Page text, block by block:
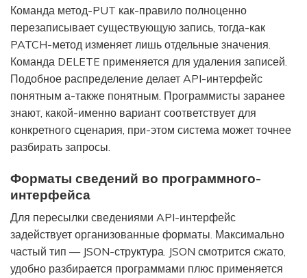
Команда метод-PUT как-правило полноценно
перезаписывает существующую запись, тогда-как
PATCH-метод изменяет лишь отдельные значения.
Команда DELETE применяется для удаления записей.
Подобное распределение делает API-интерфейс
понятным а-также понятным. Программисты заранее
знают, какой-именно вариант соответствует для
конкретного сценария, при-этом система может точнее
разбирать запросы.
Форматы сведений во программного-
интерфейса
Для пересылки сведениями API-интерфейс
задействует организованные форматы. Максимально
частый тип — JSON-структура. JSON смотрится сжато,
удобно разбирается программами плюс применяется